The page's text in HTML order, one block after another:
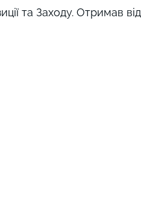
та Заходу. Отримав від